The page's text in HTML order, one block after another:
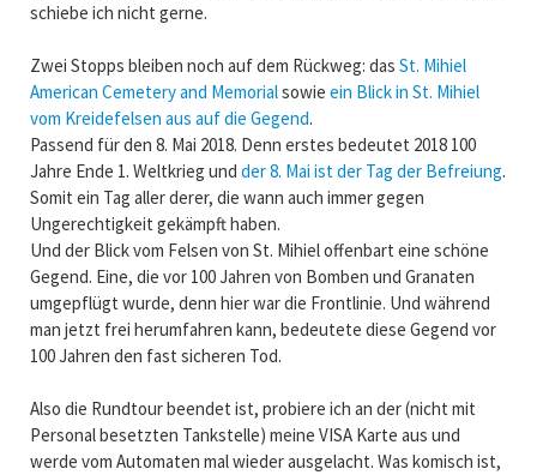
schiebe ich nicht gerne.
Zwei Stopps bleiben noch auf dem Rückweg: das St. Mihiel
American Cemetery and Memorialsowie ein Blick in St. Mihiel
vom Kreidefelsen aus auf die Gegend.
Passend für den 8. Mai 2018. Denn erstes bedeutet 2018 100
Jahre Ende 1. Weltkrieg und der 8. Mai ist der Tag der Befreiung.
Somit ein Tag aller derer, die wann auch immer gegen
Ungerechtigkeit gekämpft haben.
Und der Blick vom Felsen von St. Mihiel offenbart eine schöne
Gegend. Eine, die vor 100 Jahren von Bomben und Granaten
umgepflügt wurde, denn hier war die Frontlinie. Und während
man jetzt frei herumfahren kann, bedeutete diese Gegend vor
100 Jahren den fast sicheren Tod.
Also die Rundtour beendet ist, probiere ich an der (nicht mit
Personal besetzten Tankstelle) meine VISA Karte aus und
werde vom Automaten mal wieder ausgelacht. Was komisch ist,